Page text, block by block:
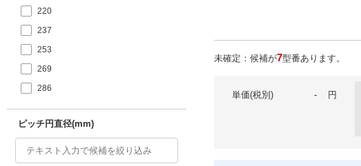
220
237
253
269
286
ピッチ円直径(mm)
未確定：候補が7型番あります。
単価(税別) - 円